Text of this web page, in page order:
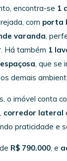
encontra-se 1
com porta
varanda,
Há também 1
, que se
demais
o imóvel conta
, corredor lateral
praticidade e
R$ 790.000, e